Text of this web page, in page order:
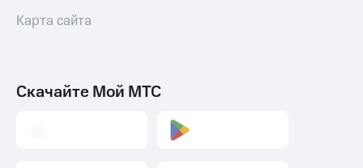
Карта сайта
Скачайте Мой МТС